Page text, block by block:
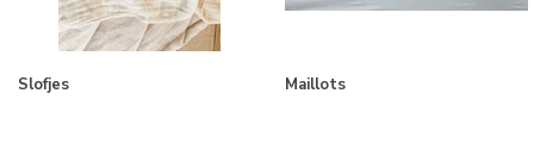
Slofjes Maillots